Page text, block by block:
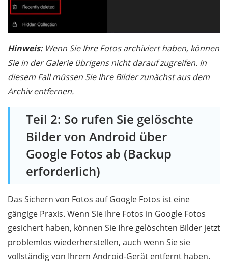
Hinweis:Wenn Sie Ihre Fotos archiviert haben, können
Sie in der Galerie übrigens nicht darauf zugreifen. In
diesem Fall müssen Sie Ihre Bilder zunächst aus dem
Archiv entfernen.
Teil 2: So rufen Sie gelöschte
Bilder von Android über
Google Fotos ab (Backup
erforderlich)
Das Sichern von Fotos auf Google Fotos ist eine
gängige Praxis. Wenn Sie Ihre Fotos in Google Fotos
gesichert haben, können Sie Ihre gelöschten Bilder jetzt
problemlos wiederherstellen, auch wenn Sie sie
vollständig von Ihrem Android-Gerät entfernt haben.